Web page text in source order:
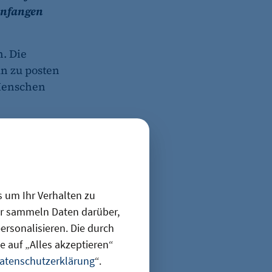
um Ihr Verhalten zu
sammeln Daten darüber,
Die durch
auf „Alles akzeptieren“
“.
Die
zu posten
du?
soll.
jetzt hilft